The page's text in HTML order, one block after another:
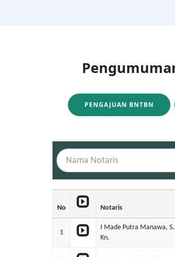
PENGAJUAN BNTBN
No Notaris
1
I Made Putra Manawa,
Kn.